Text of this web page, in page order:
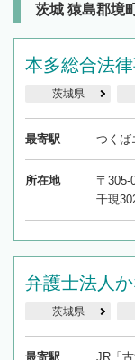
茨城 猿島郡境
本多総合法
茨城県
最寄駅 つくば
所在地
〒305-
千現
弁護士法人
茨城県
最寄駅 JR「